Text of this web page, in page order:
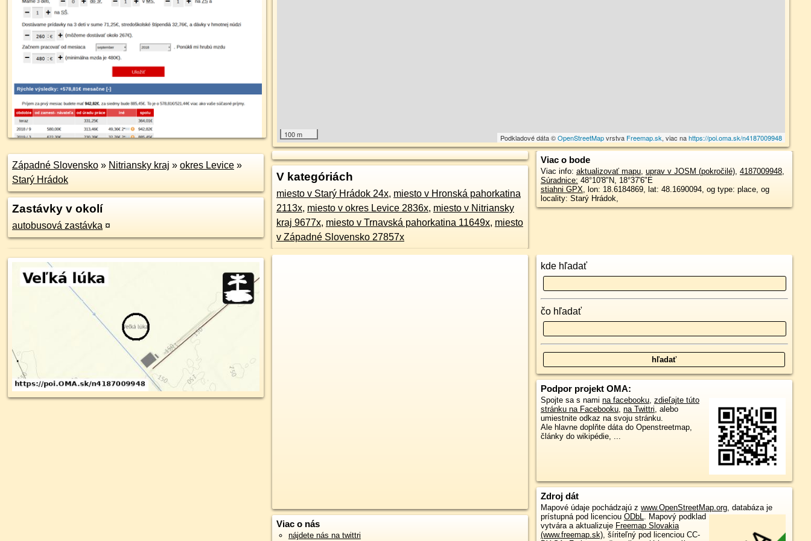
100 m Podkladové dáta ©OpenStreetMapvrstva Freemap.sk, viac nahttps://poi.oma.sk/n4187009948
Západné Slovensko » Nitriansky kraj » okres Levice »
Starý Hrádok
Zastávky v okolí
autobusová zastávka ¤
V kategóriách
miesto v Starý Hrádok 24x, miesto v Hronská pahorkatina
2113x, miesto v okres Levice 2836x, miesto v Nitriansky
kraj 9677x, miesto v Trnavská pahorkatina 11649x, miesto
v Západné Slovensko 27857x
Viac o bode
Viac info: aktualizovať mapu, uprav v JOSM (pokročilé), 4187009948,
Súradnice: 48°10'8"N, 18°37'6"E
stiahni GPX, lon: 18.6184869, lat: 48.1690094, og type: place, og
locality: Starý Hrádok,
Viac o nás
nájdete nás na twittri
kde hľadať
čo hľadať
Podpor projekt OMA:
Spojte sa s nami na facebooku, zdieľajte túto
stránku na Facebooku, na Twittri, alebo
umiestnite odkaz na svoju stránku.
Ale hlavne doplňte dáta do Openstreetmap,
články do wikipédie, ...
Zdroj dát
Mapové údaje pochádzajú z www.OpenStreetMap.org, databáza je
prístupná pod licenciou ODbL. Mapový podklad
vytvára a aktualizuje Freemap Slovakia
(www.freemap.sk), šíriteľný pod licenciou CC-